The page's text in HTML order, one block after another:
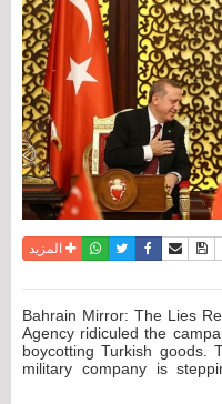
نسخة للطباعة
حفظ الموضوع
أرسل الى صديق
فيسبوكتويترواتسابالمزيد
Bahrain Mirror: The Lies
Agency ridiculed the
boycotting Turkish goods.
military company is